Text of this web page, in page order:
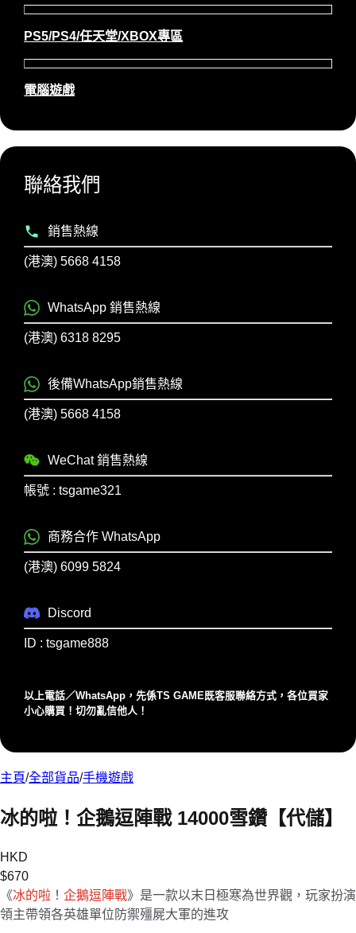
PS5/PS4/任天堂/XBOX專區
電腦遊戲
聯絡我們
銷售熱線
(港澳) 5668 4158
WhatsApp 銷售熱線
(港澳) 6318 8295
後備WhatsApp銷售熱線
(港澳) 5668 4158
WeChat 銷售熱線
帳號 : tsgame321
商務合作 WhatsApp
(港澳) 6099 5824
Discord
ID : tsgame888
以上電話／WhatsApp，先係TS GAME既客服聯絡⽅式，各位買家
⼩⼼購買！切勿亂信他⼈！
主頁/全部貨品/手機遊戲
冰的啦！企鵝逗陣戰 14000雪鑽【代儲】
HKD
$670
《冰的啦 ！ 企鵝逗陣戰》是一款以末日極寒為世界觀，玩家扮演
領主帶領各英雄單位防禦殭屍大軍的進攻